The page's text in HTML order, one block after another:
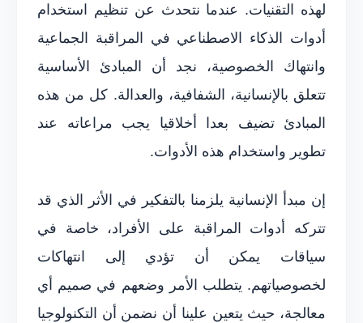
لهذه التقنيات. عندما نتحدث عن تنظيم استخدام
أدوات الذكاء الاصطناعي في المراقبة الجماعية
وانتهاك الخصوصية، نجد أن المبادئ الأساسية
تتعلق بالإنسانية، الشفافية، والعدالة. كل من هذه
المبادئ تضيف بعدا أخلاقيا يجب مراعاته عند
تطوير واستخدام هذه الأدوات.
إن مبدأ الإنسانية يلزمنا بالتفكير في الأثر الذي قد
تتركه أدوات المراقبة على الأفراد، خاصة في
سياقات يمكن أن تؤدي إلى انتهاكات
لخصوصياتهم. يتطلب الأمر وضعهم في صميم أي
معالجة، حيث يتعين علينا أن نضمن أن التكنولوجيا